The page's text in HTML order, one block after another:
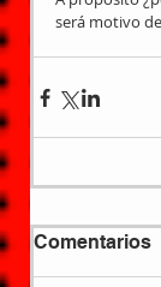
será motivo
Comentarios